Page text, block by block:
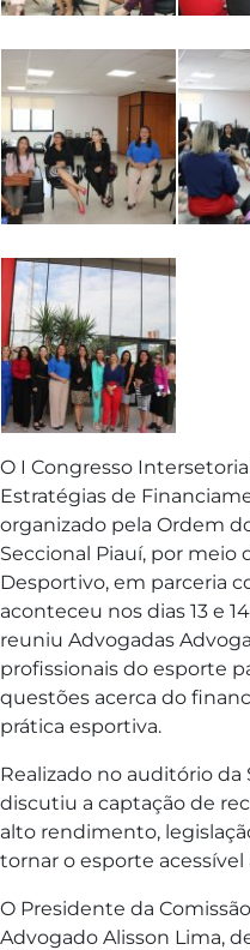
O I Congresso
Estratégias de
organizado pela Ordem
Seccional Piauí, por meio
Desportivo, em parceria
aconteceu nos dias 13 e
reuniu Advogadas
profissionais do esporte
questões acerca do
prática esportiva.
Realizado no auditório da
discutiu a captação de
alto rendimento,
tornar o esporte acessível
O Presidente da
Advogado Alisson Lima,